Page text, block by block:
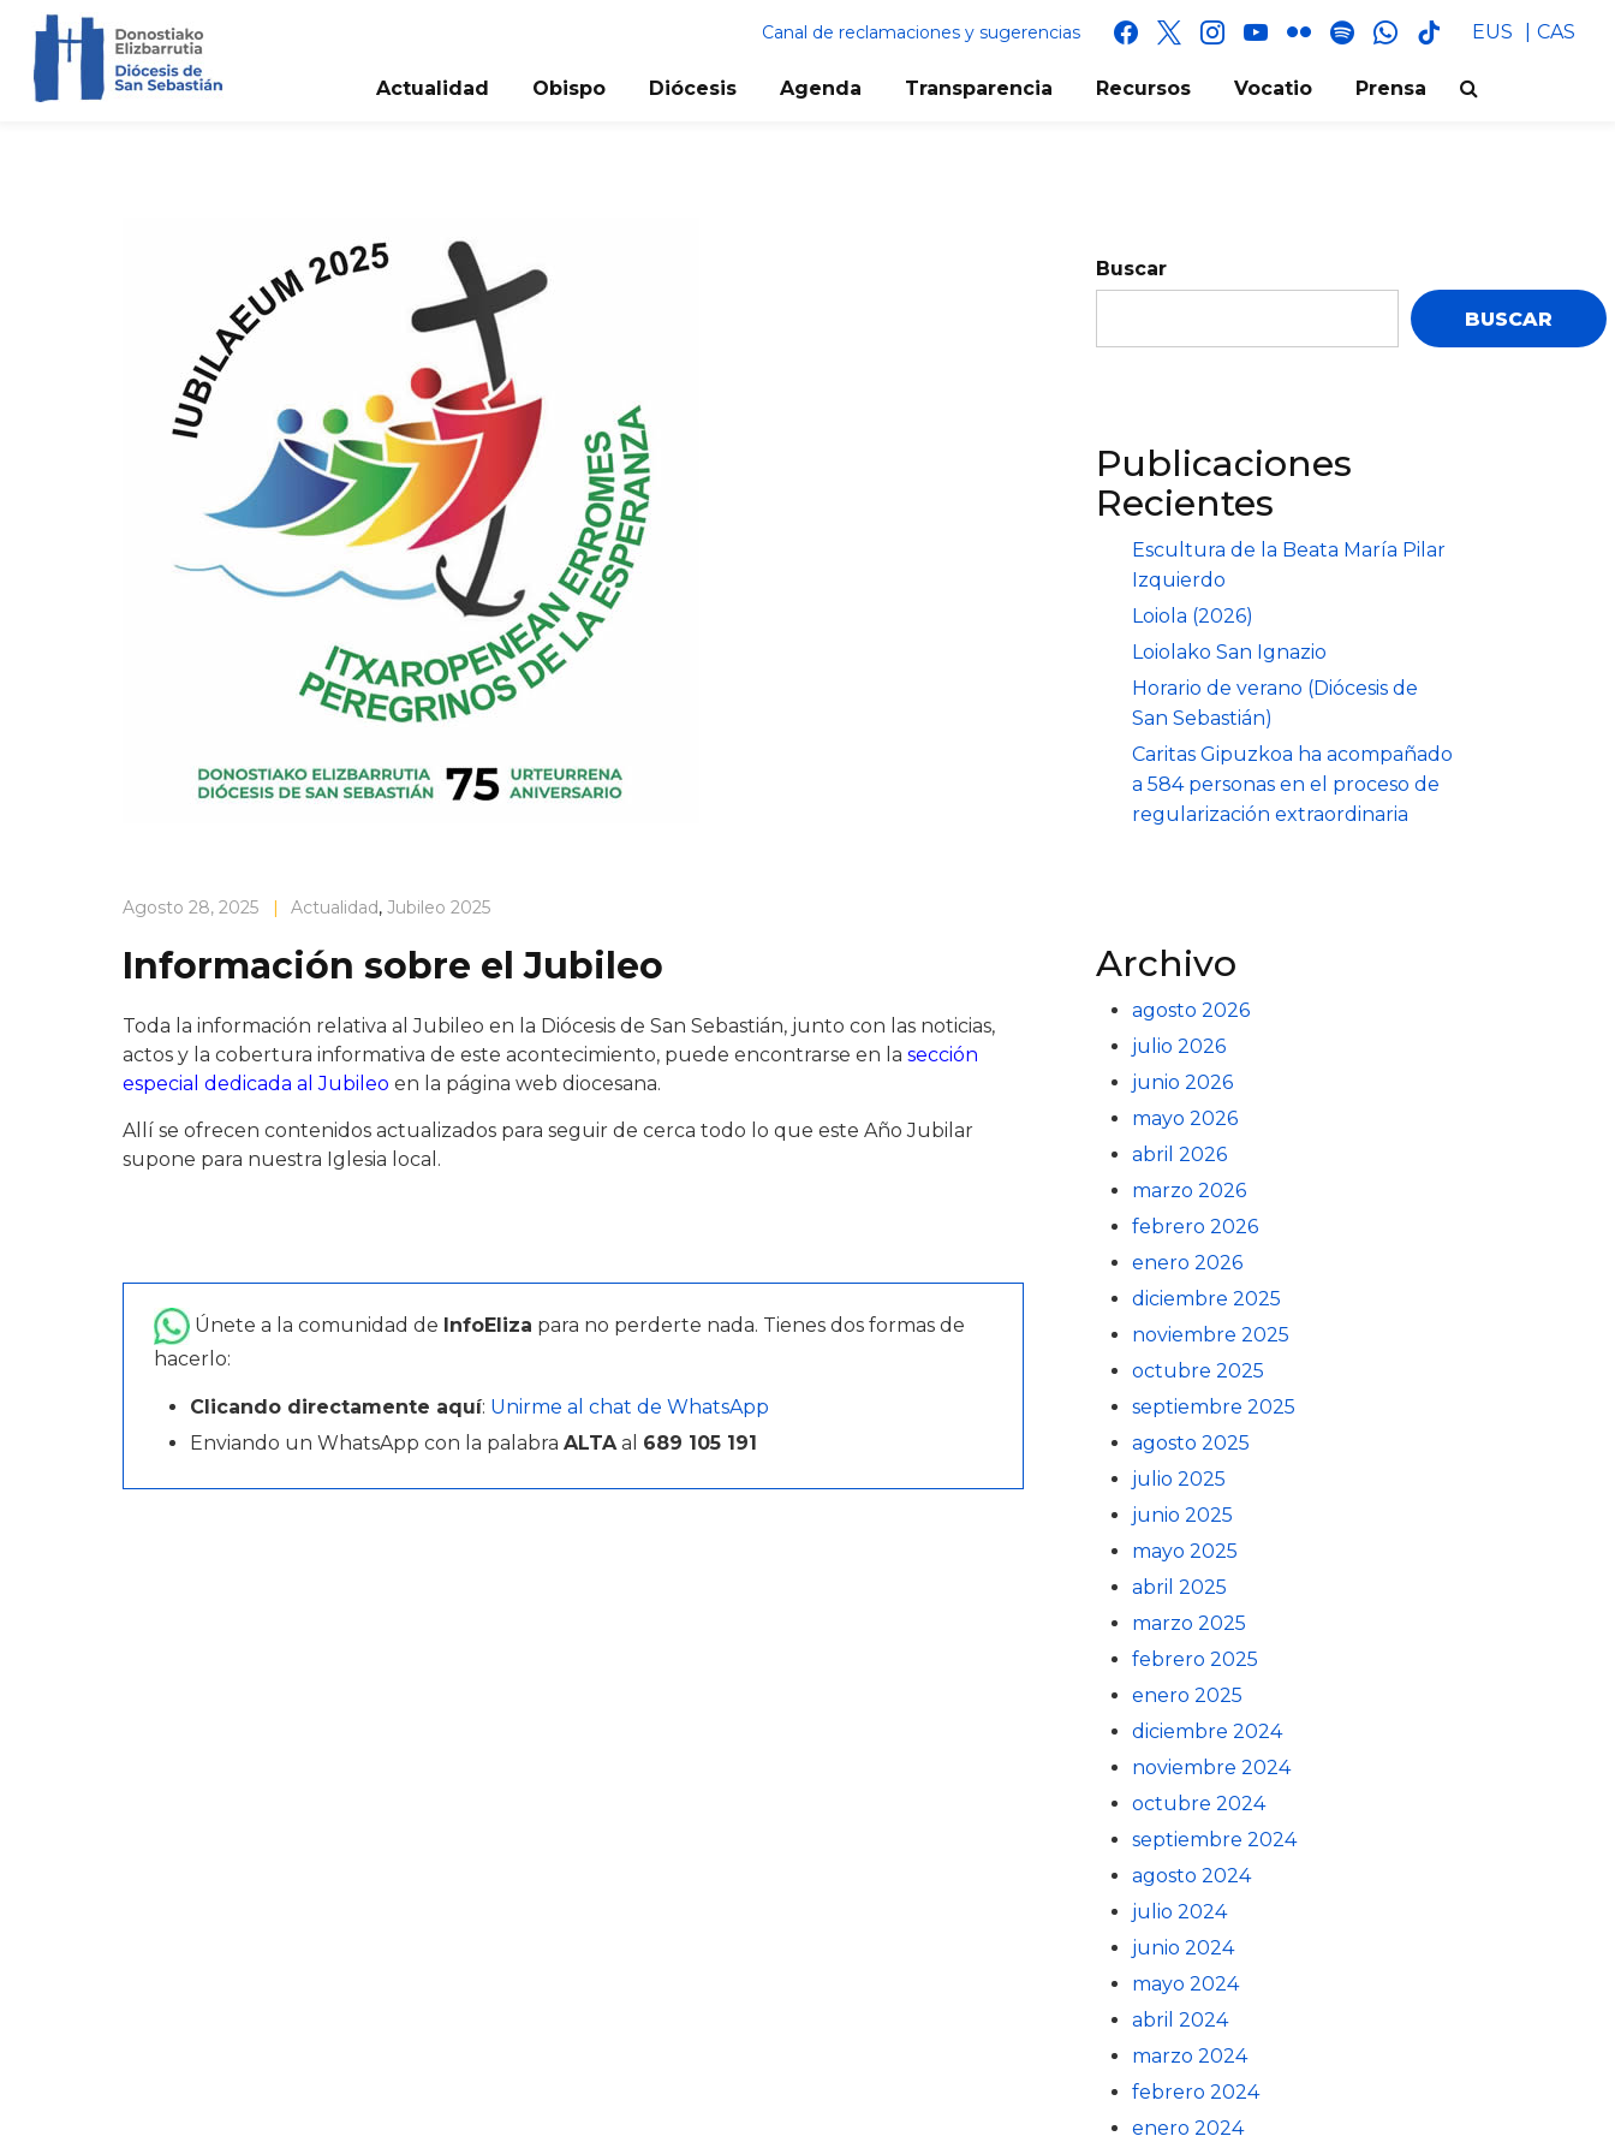
Canal de reclamaciones y sugerencias facebook
x instagram
youtube
flickr spotifywhatsapp
tik
EUS CAS
Actualidad Obispo Diócesis Agenda Transparencia Recursos Vocatio Prensa
Agosto 28, 2025 | Actualidad, Jubileo 2025
Información sobre el Jubileo
Toda la información relativa al Jubileo en la Diócesis de San Sebastián, junto con las noticias,
actos y la cobertura informativa de este acontecimiento, puede encontrarse en la sección
especial dedicada al Jubileo en la página web diocesana.
Allí se ofrecen contenidos actualizados para seguir de cerca todo lo que este Año Jubilar
supone para nuestra Iglesia local.
Únete a la comunidad de InfoEliza para no perderte nada. Tienes dos formas de
hacerlo:
Clicando directamente aquí: Unirme al chat de WhatsApp
Enviando un WhatsApp con la palabra ALTAal 689 105 191
Buscar
BUSCAR
Publicaciones
Recientes
Escultura de la Beata María Pilar
Izquierdo
Loiola (2026)
Loiolako San Ignazio
Horario de verano (Diócesis de
San Sebastián)
Caritas Gipuzkoa ha acompañado
a 584 personas en el proceso de
regularización extraordinaria
Archivo
agosto 2026
julio 2026
junio 2026
mayo 2026
abril 2026
marzo 2026
febrero 2026
enero 2026
diciembre 2025
noviembre 2025
octubre 2025
septiembre 2025
agosto 2025
julio 2025
junio 2025
mayo 2025
abril 2025
marzo 2025
febrero 2025
enero 2025
diciembre 2024
noviembre 2024
octubre 2024
septiembre 2024
agosto 2024
julio 2024
junio 2024
mayo 2024
abril 2024
marzo 2024
febrero 2024
enero 2024